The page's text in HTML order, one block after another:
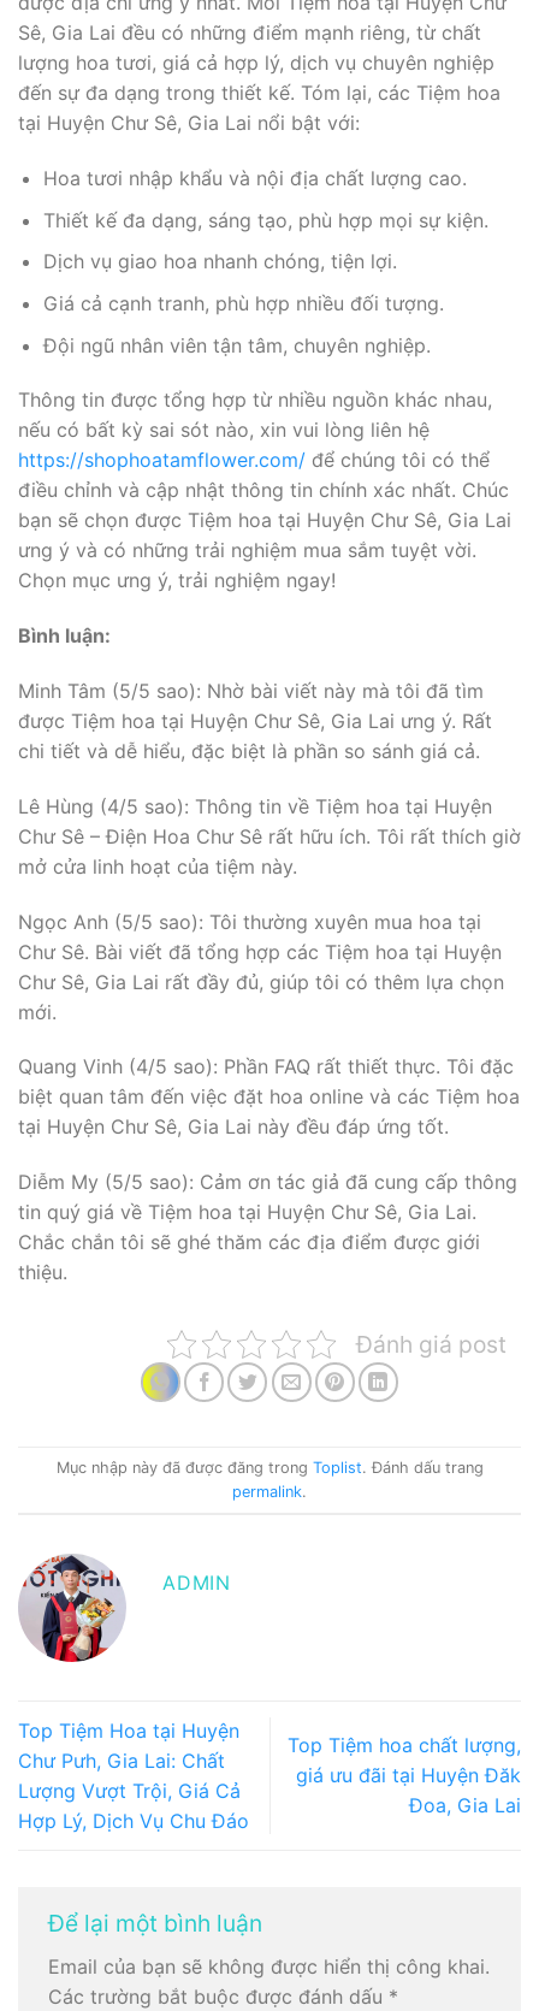
Sê, Gia Lai đều có những điểm mạnh riêng, từ chất
lượng hoa tươi, giá cả hợp lý, dịch vụ chuyên nghiệp
đến sự đa dạng trong thiết kế. Tóm lại, các Tiệm hoa
tại Huyện Chư Sê, Gia Lai nổi bật với:
Hoa tươi nhập khẩu và nội địa chất lượng cao.
Thiết kế đa dạng, sáng tạo, phù hợp mọi sự kiện.
Dịch vụ giao hoa nhanh chóng, tiện lợi.
Giá cả cạnh tranh, phù hợp nhiều đối tượng.
Đội ngũ nhân viên tận tâm, chuyên nghiệp.
Thông tin được tổng hợp từ nhiều nguồn khác nhau,
nếu có bất kỳ sai sót nào, xin vui lòng liên hệ
https://shophoatamflower.com/ để chúng tôi có thể
điều chỉnh và cập nhật thông tin chính xác nhất. Chúc
bạn sẽ chọn được Tiệm hoa tại Huyện Chư Sê, Gia Lai
ưng ý và có những trải nghiệm mua sắm tuyệt vời.
Chọn mục ưng ý, trải nghiệm ngay!
Bình luận:
Minh Tâm (5/5 sao): Nhờ bài viết này mà tôi đã tìm
được Tiệm hoa tại Huyện Chư Sê, Gia Lai ưng ý. Rất
chi tiết và dễ hiểu, đặc biệt là phần so sánh giá cả.
Lê Hùng (4/5 sao): Thông tin về Tiệm hoa tại Huyện
Chư Sê – Điện Hoa Chư Sê rất hữu ích. Tôi rất thích giờ
mở cửa linh hoạt của tiệm này.
Ngọc Anh (5/5 sao): Tôi thường xuyên mua hoa tại
Chư Sê. Bài viết đã tổng hợp các Tiệm hoa tại Huyện
Chư Sê, Gia Lai rất đầy đủ, giúp tôi có thêm lựa chọn
mới.
Quang Vinh (4/5 sao): Phần FAQ rất thiết thực. Tôi đặc
biệt quan tâm đến việc đặt hoa online và các Tiệm hoa
tại Huyện Chư Sê, Gia Lai này đều đáp ứng tốt.
Diễm My (5/5 sao): Cảm ơn tác giả đã cung cấp thông
tin quý giá về Tiệm hoa tại Huyện Chư Sê, Gia Lai.
Chắc chắn tôi sẽ ghé thăm các địa điểm được giới
thiệu.
Đánh giá post
Mục nhập này đã được đăng trong Toplist. Đánh dấu trang
permalink.
ADMIN
Top Tiệm Hoa tại Huyện
Chư Pưh, Gia Lai: Chất
Lượng Vượt Trội, Giá Cả
Hợp Lý, Dịch Vụ Chu Đáo
Top Tiệm hoa chất lượng,
giá ưu đãi tại Huyện Đăk
Đoa, Gia Lai
Để lại một bình luận
Email của bạn sẽ không được hiển thị công khai.
Các trường bắt buộc được đánh dấu *